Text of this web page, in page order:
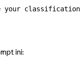
ini: